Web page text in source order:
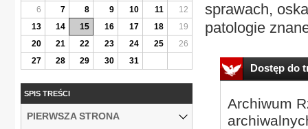
sprawach,
patologie
Dostęp do
Archiwum
6
7 8 9 10 11
12
13
14 15 16 17 18
19
20
21 22 23 24 25
26
27
28 29 30 31
SPIS TREŚCI
PIERWSZA STRONA